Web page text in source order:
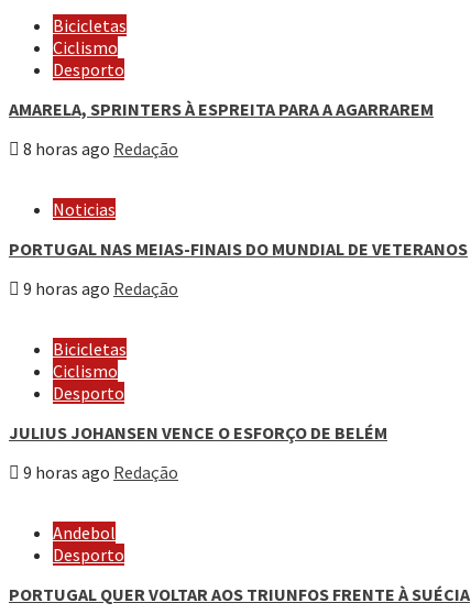
Bicicletas
Ciclismo
Desporto
AMARELA, SPRINTERS À ESPREITA PARA A AGARRAREM
8 horas ago Redação
Noticias
PORTUGAL NAS MEIAS-FINAIS DO MUNDIAL DE VETERANOS
9 horas ago Redação
Bicicletas
Ciclismo
Desporto
JULIUS JOHANSEN VENCE O ESFORÇO DE BELÉM
9 horas ago Redação
Andebol
Desporto
PORTUGAL QUER VOLTAR AOS TRIUNFOS FRENTE À SUÉCIA